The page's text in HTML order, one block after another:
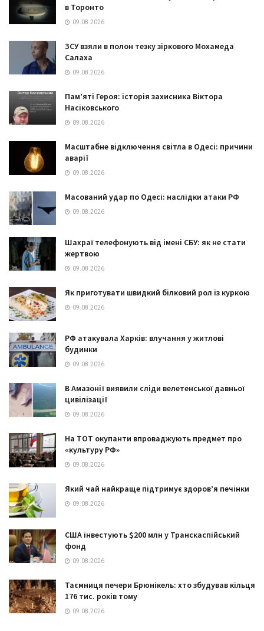
в Торонто
09.08.2026
ЗСУ взяли в полон тезку зіркового Мохамеда
Салаха
09.08.2026
Пам’яті Героя: історія захисника Віктора
Насіковського
09.08.2026
Масштабне відключення світла в Одесі: причини
аварії
09.08.2026
Масований удар по Одесі: наслідки атаки РФ
09.08.2026
Шахраї телефонують від імені СБУ: як не стати
жертвою
09.08.2026
Як приготувати швидкий білковий рол із куркою
09.08.2026
РФ атакувала Харків: влучання у житлові
будинки
09.08.2026
В Амазонії виявили сліди велетенської давньої
цивілізації
09.08.2026
На ТОТ окупанти впроваджують предмет про
«культуру РФ»
09.08.2026
Який чай найкраще підтримує здоров’я печінки
09.08.2026
США інвестують $200 млн у Транскаспійський
фонд
09.08.2026
Таємниця печери Брюнікель: хто збудував кільця
176 тис. років тому
09.08.2026